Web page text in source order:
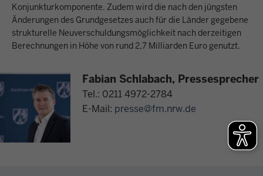
Konjunkturkomponente. Zudem wird die nach den jüngsten
Änderungen des Grundgesetzes auch für die Länder gegebene
strukturelle Neuverschuldungsmöglichkeit nach derzeitigen
Berechnungen in Höhe von rund 2,7 Milliarden Euro genutzt.
Fabian Schlabach, Pressesprecher
Tel.: 0211 4972-2784
E-Mail: presse@fm.nrw.de